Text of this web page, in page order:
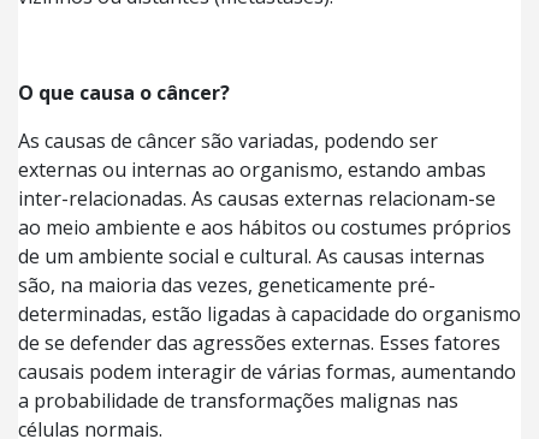
O que causa o câncer?
As causas de câncer são variadas, podendo ser
externas ou internas ao organismo, estando ambas
inter-relacionadas. As causas externas relacionam-se
ao meio ambiente e aos hábitos ou costumes próprios
de um ambiente social e cultural. As causas internas
são, na maioria das vezes, geneticamente pré-
determinadas, estão ligadas à capacidade do organismo
de se defender das agressões externas. Esses fatores
causais podem interagir de várias formas, aumentando
a probabilidade de transformações malignas nas
células normais.